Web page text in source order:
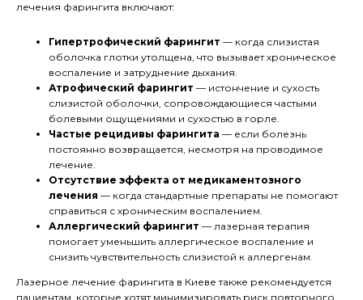
лечения фарингита включают:
Гипертрофический фарингит — когда слизистая
оболочка глотки утолщена, что вызывает хроническое
воспаление и затруднение дыхания.
Атрофический фарингит — истончение и сухость
слизистой оболочки, сопровождающиеся частыми
болевыми ощущениями и сухостью в горле.
Частые рецидивы фарингита — если болезнь
постоянно возвращается, несмотря на проводимое
лечение.
Отсутствие эффекта от медикаментозного
лечения — когда стандартные препараты не помогают
справиться с хроническим воспалением.
Аллергический фарингит — лазерная терапия
помогает уменьшить аллергическое воспаление и
снизить чувствительность слизистой к аллергенам.
Лазерное лечение фарингита в Киеве также рекомендуется
пациентам, которые хотят минимизировать риск повторного